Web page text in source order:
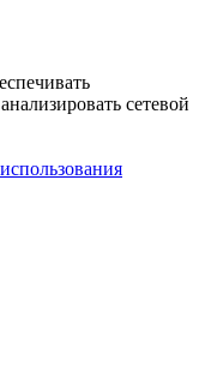
сетевой